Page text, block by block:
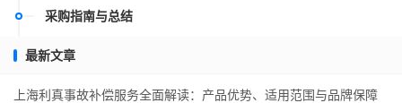
采购指南与总结
最新文章
上海利真事故补偿服务全面解读：产品优势、适用范围与品牌保障